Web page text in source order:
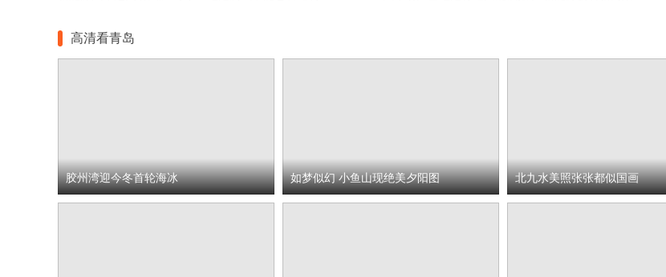
高清看青岛
胶州湾迎今冬首轮海冰 如梦似幻 小鱼山现绝美夕阳图 北九水美照张张都似国画